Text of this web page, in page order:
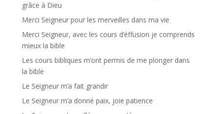
grâce à Dieu
Merci Seigneur pour les merveilles dans ma vie
Merci Seigneur, avec les cours d’éffusion je comprends
mieux la bible
Les cours bibliques m’ont permis de me plonger dans
la bible
Le Seigneur m’a fait grandir
Le Seigneur m’a donné paix, joie patience